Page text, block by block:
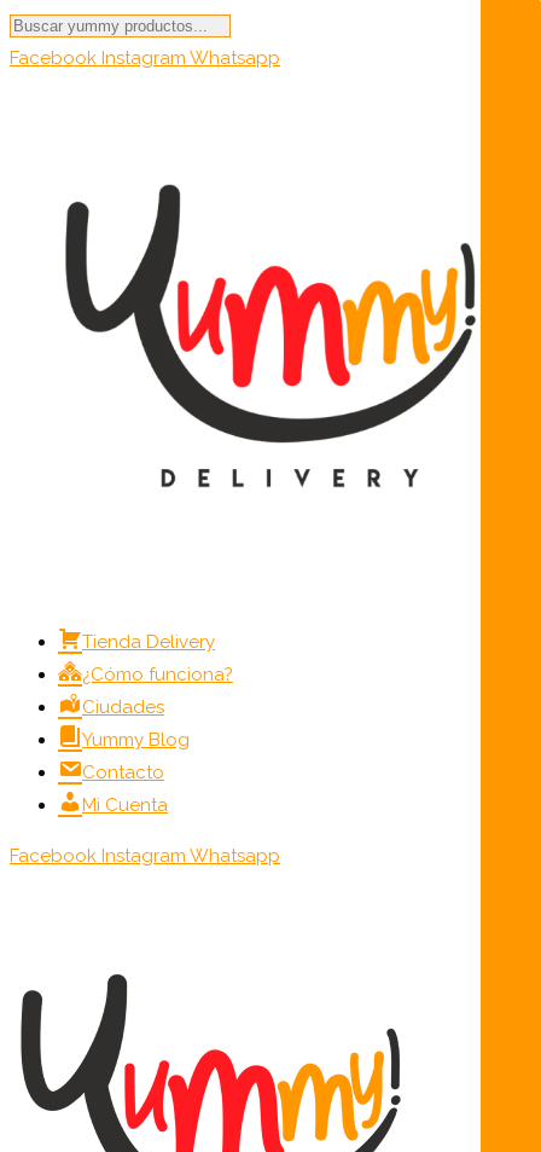
Búsqueda
de
Facebook Instagram Whatsapp
Menú
Tienda Delivery
¿Cómo funciona?
Ciudades
Yummy Blog
Contacto
Mi Cuenta
Facebook Instagram Whatsapp